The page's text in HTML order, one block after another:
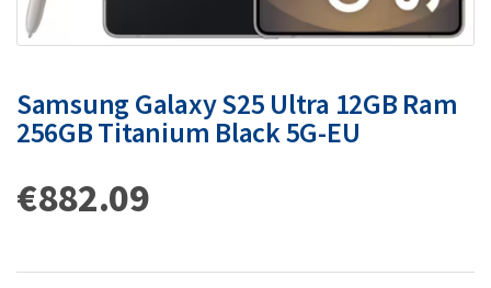
Samsung Galaxy S25 Ultra 12GB Ram
256GB Titanium Black 5G-EU
€882.09